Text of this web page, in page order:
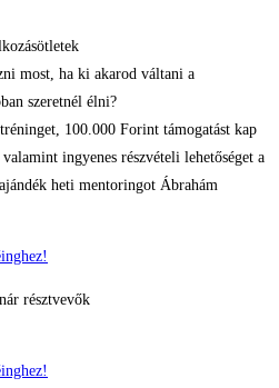
most, ha ki akarod váltani a
szeretnél élni?
100.000 Forint támogatást kap
ingyenes részvételi lehetőséget a
heti mentoringot Ábrahám
résztvevők